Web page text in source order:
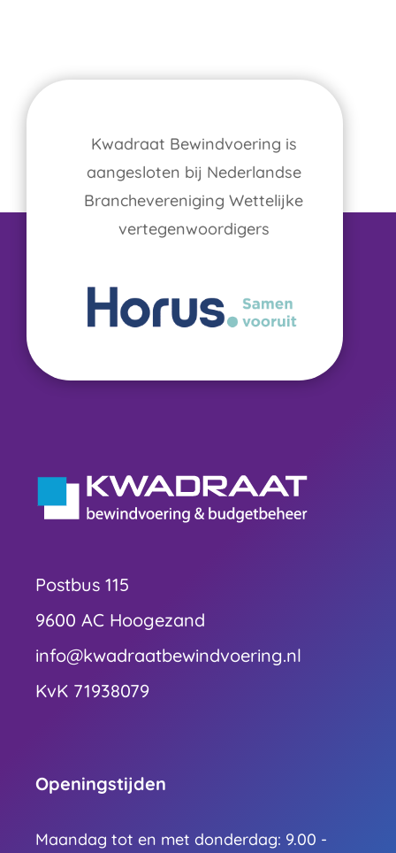
Kwadraat Bewindvoering is
aangesloten bij Nederlandse
Branchevereniging Wettelijke
vertegenwoordigers
Postbus 115
9600 AC Hoogezand
info@kwadraatbewindvoering.nl
KvK 71938079
Openingstijden
Maandag tot en met donderdag: 9.00 -